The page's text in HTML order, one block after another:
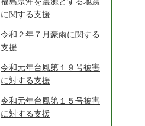
に関する支援
令和２年７月豪雨に関する
支援
令和元年台風第１９号被害
に対する支援
令和元年台風第１５号被害
に対する支援